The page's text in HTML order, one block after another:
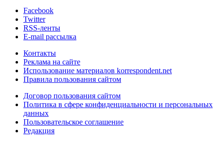
Facebook
Twitter
RSS-ленты
E-mail рассылка
Контакты
Реклама на сайте
Использование материалов korrespondent.net
Правила пользования сайтом
Договор пользования сайтом
Политика в сфере конфиденциальности и персональных
данных
Пользовательское соглашение
Редакция